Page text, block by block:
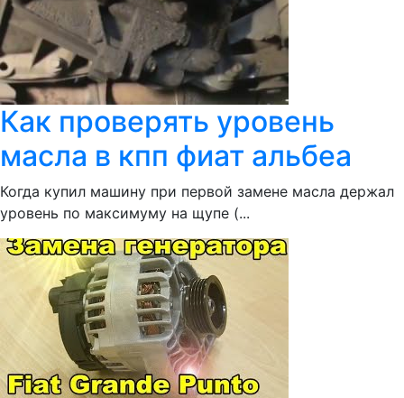
Как проверять уровень
масла в кпп фиат альбеа
Когда купил машину при первой замене масла держал
уровень по максимуму на щупе (...